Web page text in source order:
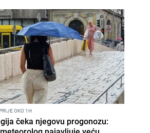
OKO 1H
čeka njegovu progonozu: